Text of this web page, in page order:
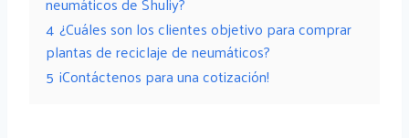
4 ¿Cuáles son los clientes objetivo para comprar
plantas de reciclaje de neumáticos?
5 ¡Contáctenos para una cotización!